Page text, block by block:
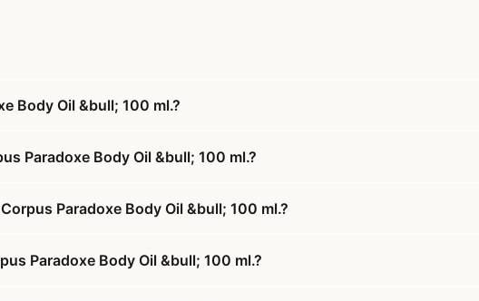
Body Oil &bull; 100 ml.?
Paradoxe Body Oil &bull; 100 ml.?
Paradoxe Body Oil &bull; 100 ml.?
Paradoxe Body Oil &bull; 100 ml.?